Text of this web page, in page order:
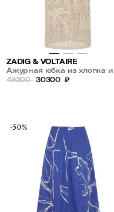
ZADIG & VOLTAIRE
Ажурная юбка из хлопка и
льна
49300 30300 ₽
-50%